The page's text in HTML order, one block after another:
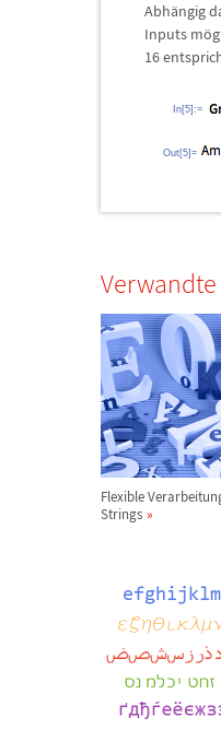
Abhängig
Inputs mö
16
In[5]:=
Out[5]=
Flexible
Strings